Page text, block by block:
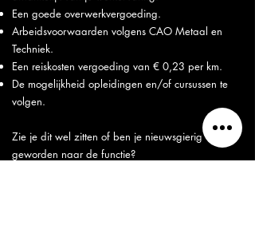
Een goede overwerkvergoeding.
Arbeidsvoorwaarden volgens CAO Metaal en
Techniek.
Een reiskosten vergoeding van € 0,23 per km.
De mogelijkheid opleidingen en/of cursussen te
volgen.
Zie je dit wel zitten of ben je nieuwsgierig
geworden naar de functie?